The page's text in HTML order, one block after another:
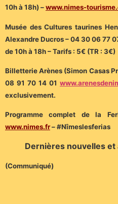
10h à 18h) –www.nimes-
Musée des Cultures taurines
Alexandre Ducros – 04 30 06 77
de 10h à 18h – Tarifs : 5€ (TR : 3€)
Billetterie Arènes (Simon Casas
08 91 70 14 01
exclusivement.
Programme complet de la
www.nimes.fr– #Nîmeslesferias
Dernières nouvelles
(Communiqué)